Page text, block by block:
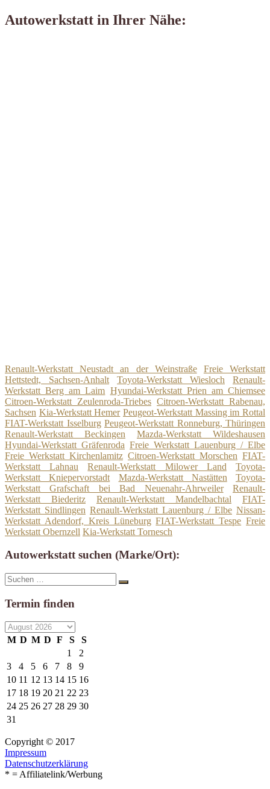
Autowerkstatt in Ihrer Nähe:
Renault-Werkstatt Neustadt an der Weinstraße
Freie Werkstatt
Hettstedt, Sachsen-Anhalt
Toyota-Werkstatt Wiesloch
Renault-
Werkstatt Berg am Laim Hyundai-Werkstatt Prien am Chiemsee
Citroen-Werkstatt Zeulenroda-Triebes Citroen-Werkstatt Rabenau,
Sachsen Kia-Werkstatt Hemer Peugeot-Werkstatt Massing im Rottal
FIAT-Werkstatt Isselburg Peugeot-Werkstatt Ronneburg, Thüringen
Renault-Werkstatt Beckingen
Mazda-Werkstatt Wildeshausen
Hyundai-Werkstatt Gräfenroda Freie Werkstatt Lauenburg / Elbe
Freie Werkstatt Kirchenlamitz Citroen-Werkstatt Morschen FIAT-
Werkstatt Lahnau
Renault-Werkstatt Milower Land
Toyota-
Werkstatt Kniepervorstadt
Mazda-Werkstatt Nastätten
Toyota-
Werkstatt Grafschaft bei Bad Neuenahr-Ahrweiler
Renault-
Werkstatt Biederitz
Renault-Werkstatt Mandelbachtal
FIAT-
Werkstatt Sindlingen Renault-Werkstatt Lauenburg / Elbe Nissan-
Werkstatt Adendorf, Kreis Lüneburg FIAT-Werkstatt Tespe Freie
Werkstatt Obernzell Kia-Werkstatt Tornesch
Autowerkstatt suchen (Marke/Ort):
Suche
nach:
Suchen
Termin finden
M D M D F S
S
1
2
3
4 5 6 7 8
9
10 11 12 13 14 15 16
17 18 19 20 21 22 23
24 25 26 27 28 29 30
31
Copyright © 2017
Impressum
Datenschutzerklärung
* = Affiliatelink/Werbung